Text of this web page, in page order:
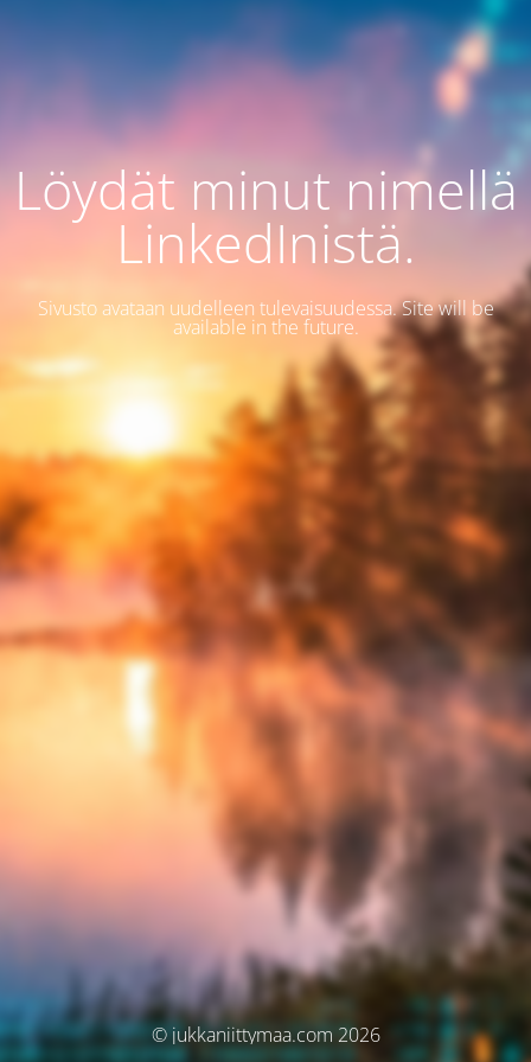
Löydät minut nimellä
LinkedInistä.
Sivusto avataan uudelleen tulevaisuudessa. Site will be
available in the future.
© jukkaniittymaa.com 2026